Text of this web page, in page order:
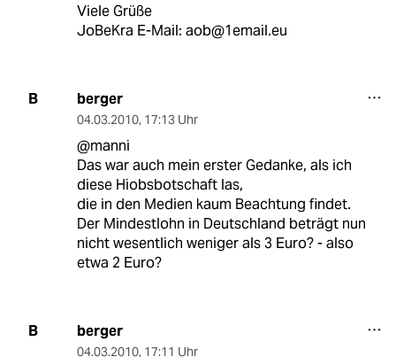
Viele Grüße
JoBeKra E-Mail: aob@1email.eu
B berger
04.03.2010, 17:13 Uhr
@manni
Das war auch mein erster Gedanke, als ich
diese Hiobsbotschaft las,
die in den Medien kaum Beachtung findet.
Der Mindestlohn in Deutschland beträgt nun
nicht wesentlich weniger als 3 Euro? - also
etwa 2 Euro?
B berger
04.03.2010, 17:11 Uhr